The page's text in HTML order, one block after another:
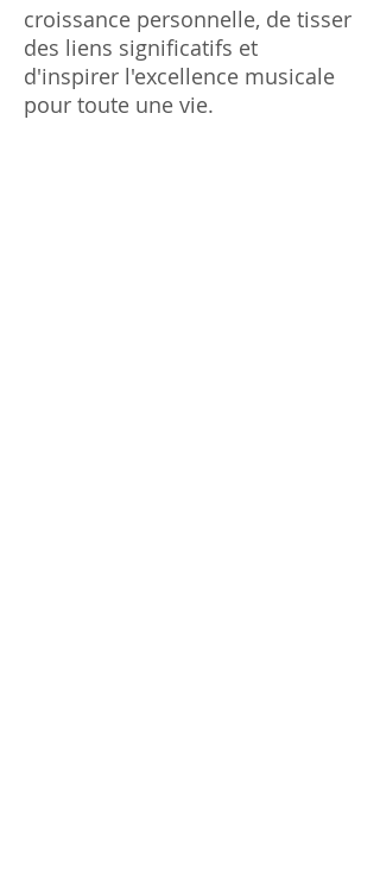
croissance personnelle, de tisser
des liens significatifs et
d'inspirer l'excellence musicale
pour toute une vie.